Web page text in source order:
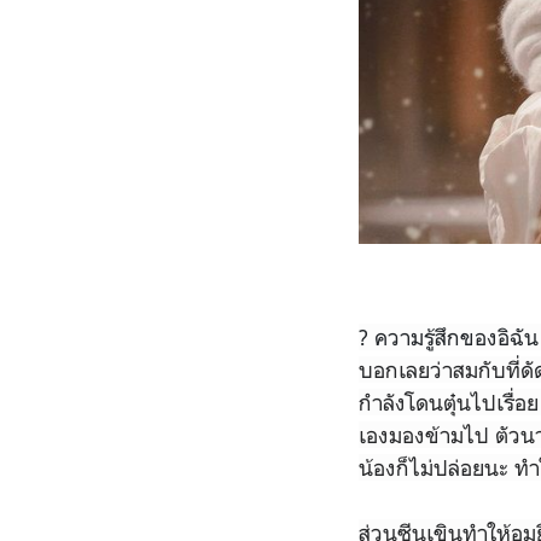
? ความรู้สึกของอิฉัน
บอกเลยว่าสมกับที่ดั
กำลังโดนตุ๋นไปเรื่
เองมองข้ามไป ตัว
น้องก็ไม่ปล่อยนะ ท
ส่วนซีนเขินทำให้อ